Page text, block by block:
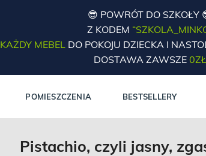
😎 POWRÓT DO SZKOŁY
Z KODEM
KAŻDY MEBELDO POKOJU DZIECKA I
DOSTAWA ZAWSZE 0ZŁ
POMIESZCZENIA BESTSELLERY
Pistachio, czyli jasny,